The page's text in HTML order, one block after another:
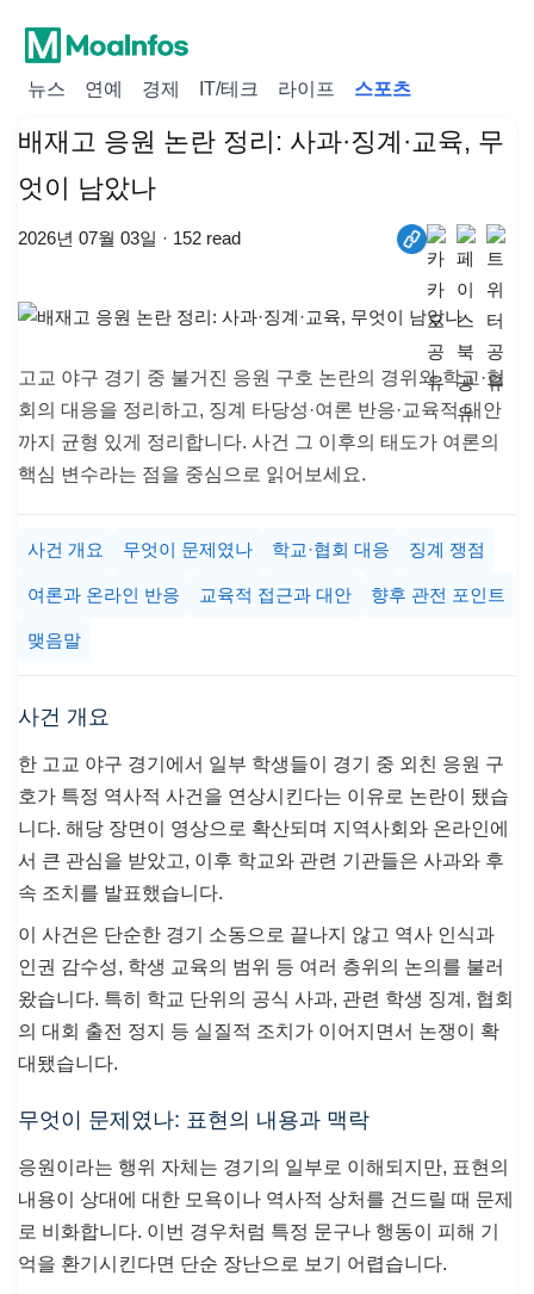
뉴스 연예 경제 IT/테크 라이프 스포츠
배재고 응원 논란 정리: 사과·징계·교육, 무
엇이 남았나
2026년 07월 03일 · 152 read
고교 야구 경기 중 불거진 응원 구호 논란의 경위와 학교·협
회의 대응을 정리하고, 징계 타당성·여론 반응·교육적 대안
까지 균형 있게 정리합니다. 사건 그 이후의 태도가 여론의
핵심 변수라는 점을 중심으로 읽어보세요.
사건 개요 무엇이 문제였나 학교·협회 대응 징계 쟁점
여론과 온라인 반응 교육적 접근과 대안 향후 관전 포인트
맺음말
사건 개요
한 고교 야구 경기에서 일부 학생들이 경기 중 외친 응원 구
호가 특정 역사적 사건을 연상시킨다는 이유로 논란이 됐습
니다. 해당 장면이 영상으로 확산되며 지역사회와 온라인에
서 큰 관심을 받았고, 이후 학교와 관련 기관들은 사과와 후
속 조치를 발표했습니다.
이 사건은 단순한 경기 소동으로 끝나지 않고 역사 인식과
인권 감수성, 학생 교육의 범위 등 여러 층위의 논의를 불러
왔습니다. 특히 학교 단위의 공식 사과, 관련 학생 징계, 협회
의 대회 출전 정지 등 실질적 조치가 이어지면서 논쟁이 확
대됐습니다.
무엇이 문제였나: 표현의 내용과 맥락
응원이라는 행위 자체는 경기의 일부로 이해되지만, 표현의
내용이 상대에 대한 모욕이나 역사적 상처를 건드릴 때 문제
로 비화합니다. 이번 경우처럼 특정 문구나 행동이 피해 기
억을 환기시킨다면 단순 장난으로 보기 어렵습니다.